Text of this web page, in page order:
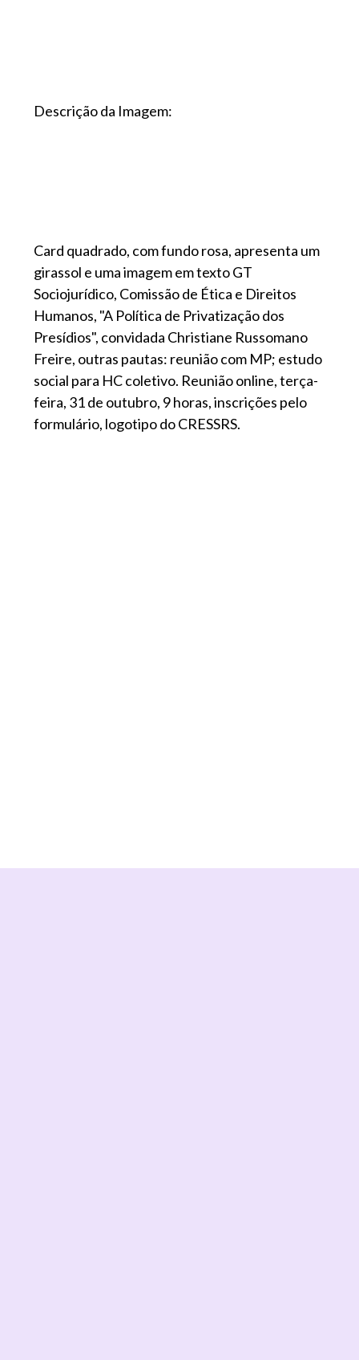
Descrição da Imagem:
Card quadrado, com fundo rosa, apresenta um
girassol e uma imagem em texto GT
Sociojurídico, Comissão de Ética e Direitos
Humanos, "A Política de Privatização dos
Presídios", convidada Christiane Russomano
Freire, outras pautas: reunião com MP; estudo
social para HC coletivo. Reunião online, terça-
feira, 31 de outubro, 9 horas, inscrições pelo
formulário, logotipo do CRESSRS.